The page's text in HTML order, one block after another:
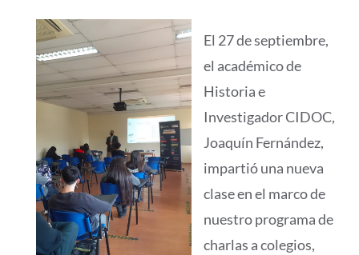
El 27 de septiembre,
el académico de
Historia e
Investigador CIDOC,
Joaquín Fernández,
impartió una nueva
clase en el marco de
nuestro programa de
charlas a colegios,